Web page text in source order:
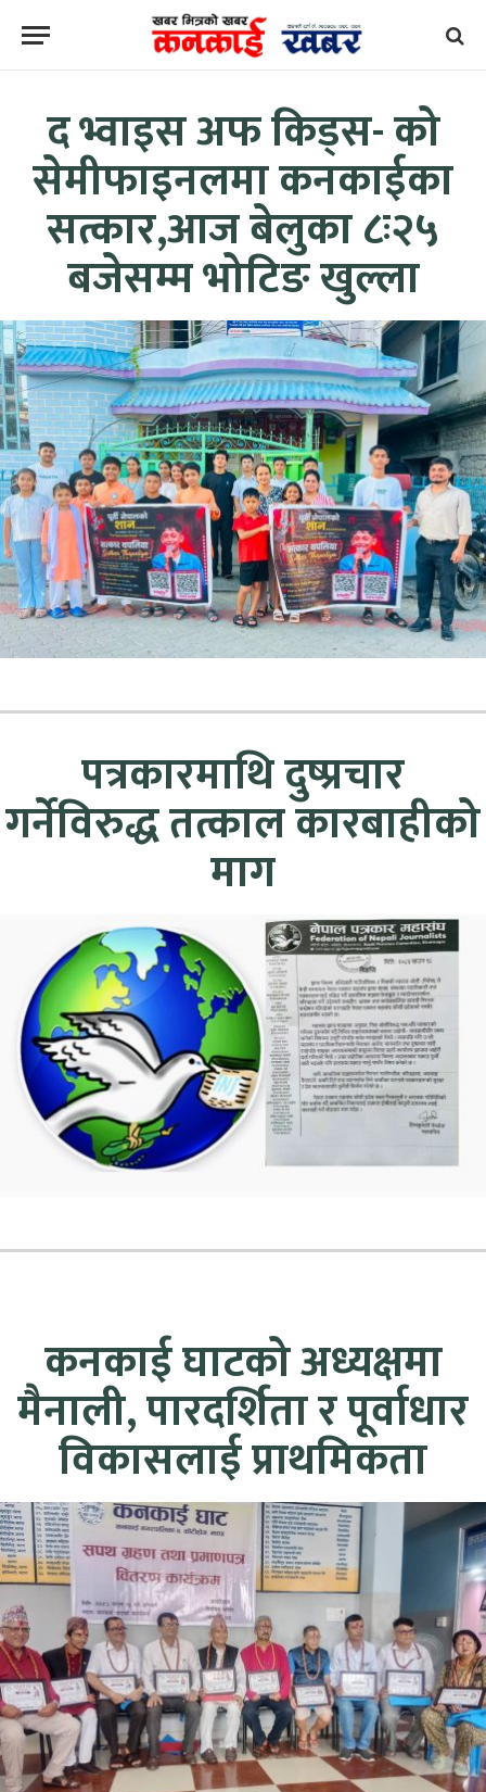
द भ्वाइस अफ किड्स- को
सेमीफाइनलमा कनकाईका
सत्कार,आज बेलुका ८ः२५
बजेसम्म भोटिङ खुल्ला
पत्रकारमाथि दुष्प्रचार
गर्नेविरुद्ध तत्काल कारबाहीको
माग
कनकाई घाटको अध्यक्षमा
मैनाली, पारदर्शिता र पूर्वाधार
विकासलाई प्राथमिकता